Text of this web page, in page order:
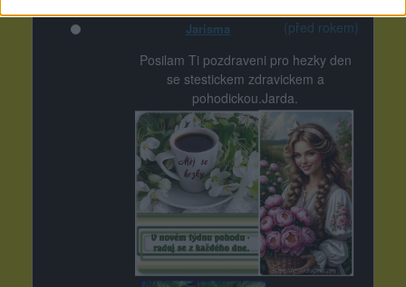
Jarisma
(před rokem)
Posilam Ti pozdraveni pro hezky den
se stestickem zdravickem a
pohodickou.Jarda.